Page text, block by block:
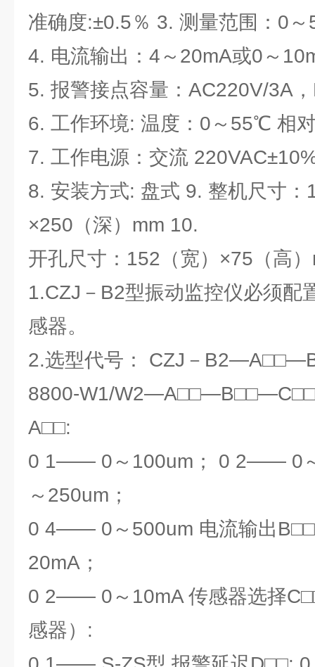
准确度:±0.5％ 3. 测量范围：0
4. 电流输出：4～20mA或0～
5. 报警接点容量：AC220V/3A
6. 工作环境: 温度：0～55℃ 相
7. 工作电源：交流
8. 安装方式: 盘式 9. 整机尺寸
×250（深）mm 10.
开孔尺寸：152（宽）×75（高
1.CZJ－B2型振动监控仪必须配
感器。
2.选型代号： CZJ－
8800-W1/
A□□:
0 1―― 0～100um； 0 2―― 0
～250um；
0 4―― 0～500um 电流输出
20mA；
0 2―― 0～10mA 传感器选择
感器）: